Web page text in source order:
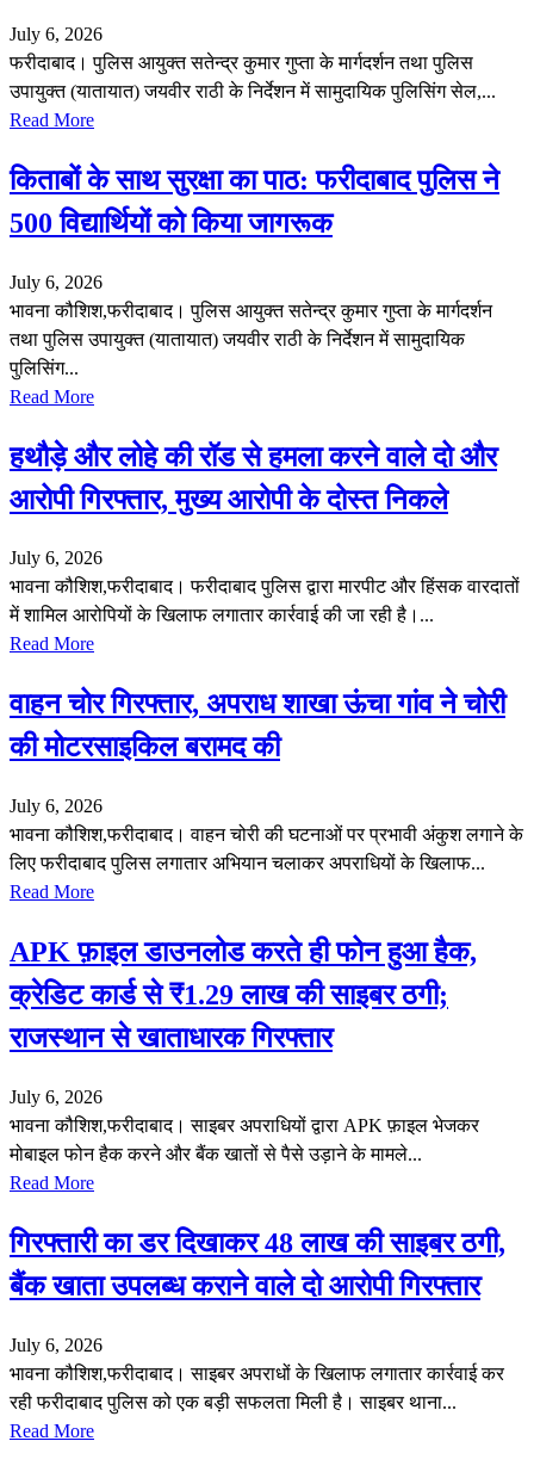
July 6, 2026
फरीदाबाद। पुलिस आयुक्त सतेन्द्र कुमार गुप्ता के मार्गदर्शन तथा पुलिस
उपायुक्त (यातायात) जयवीर राठी के निर्देशन में सामुदायिक पुलिसिंग सेल,...
Read More
किताबों के साथ सुरक्षा का पाठ: फरीदाबाद पुलिस ने
500 विद्यार्थियों को किया जागरूक
July 6, 2026
भावना कौशिश,फरीदाबाद। पुलिस आयुक्त सतेन्द्र कुमार गुप्ता के मार्गदर्शन
तथा पुलिस उपायुक्त (यातायात) जयवीर राठी के निर्देशन में सामुदायिक
पुलिसिंग...
Read More
हथौड़े और लोहे की रॉड से हमला करने वाले दो और
आरोपी गिरफ्तार, मुख्य आरोपी के दोस्त निकले
July 6, 2026
भावना कौशिश,फरीदाबाद। फरीदाबाद पुलिस द्वारा मारपीट और हिंसक वारदातों
में शामिल आरोपियों के खिलाफ लगातार कार्रवाई की जा रही है।...
Read More
वाहन चोर गिरफ्तार, अपराध शाखा ऊंचा गांव ने चोरी
की मोटरसाइकिल बरामद की
July 6, 2026
भावना कौशिश,फरीदाबाद। वाहन चोरी की घटनाओं पर प्रभावी अंकुश लगाने के
लिए फरीदाबाद पुलिस लगातार अभियान चलाकर अपराधियों के खिलाफ...
Read More
APK फ़ाइल डाउनलोड करते ही फोन हुआ हैक,
क्रेडिट कार्ड से ₹1.29 लाख की साइबर ठगी;
राजस्थान से खाताधारक गिरफ्तार
July 6, 2026
भावना कौशिश,फरीदाबाद। साइबर अपराधियों द्वारा APK फ़ाइल भेजकर
मोबाइल फोन हैक करने और बैंक खातों से पैसे उड़ाने के मामले...
Read More
गिरफ्तारी का डर दिखाकर 48 लाख की साइबर ठगी,
बैंक खाता उपलब्ध कराने वाले दो आरोपी गिरफ्तार
July 6, 2026
भावना कौशिश,फरीदाबाद। साइबर अपराधों के खिलाफ लगातार कार्रवाई कर
रही फरीदाबाद पुलिस को एक बड़ी सफलता मिली है। साइबर थाना...
Read More